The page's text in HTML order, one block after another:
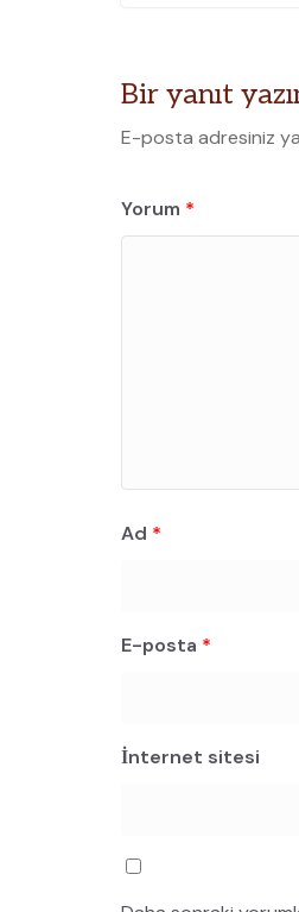
Bir yanıt
E-posta adresiniz
Yorum *
Ad *
E-posta *
İnternet sitesi